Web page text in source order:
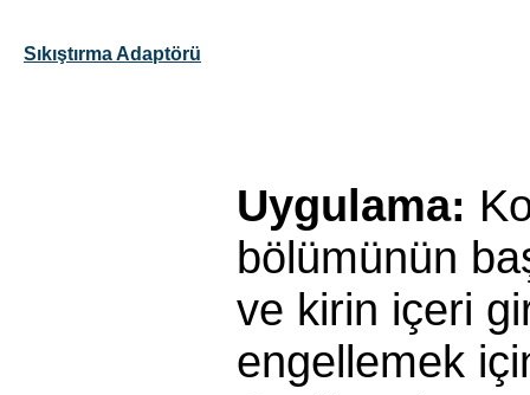
Sıkıştırma Adaptörü
Uygulama:
bölümünün
ve kirin içeri
engellemek